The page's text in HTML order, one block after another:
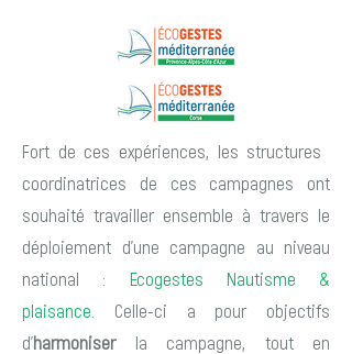
Fort de ces expériences, les structures ​
coordinatrices de ces campagnes ont
souhaité travailler ensemble à travers le
déploiement d'une campagne au niveau
national : Ecogestes Nautisme &
plaisance. Celle-ci a pour objectifs
d'harmoniser la campagne, tout en